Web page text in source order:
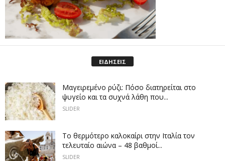
ΕΙΔΗΣΕΙΣ
Μαγειρεμένο ρύζι: Πόσο διατηρείται στο
ψυγείο και τα συχνά λάθη που...
SLIDER
Το θερμότερο καλοκαίρι στην Ιταλία τον
τελευταίο αιώνα – 48 βαθμοί...
SLIDER